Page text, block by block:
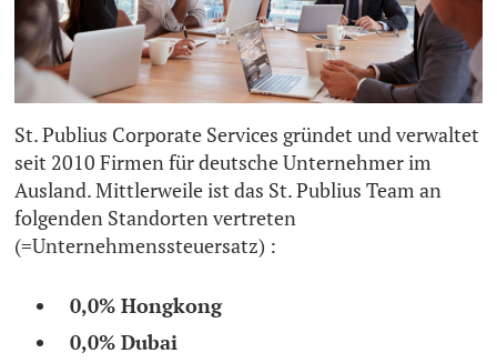
St. Publius Corporate Services gründet und verwaltet
seit 2010 Firmen für deutsche Unternehmer im
Ausland. Mittlerweile ist das St. Publius Team an
folgenden Standorten vertreten
(=Unternehmenssteuersatz) :
0,0% Hongkong
0,0% Dubai